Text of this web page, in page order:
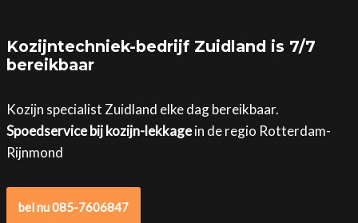
Kozijntechniek-bedrijf Zuidland is 7/7
bereikbaar
Kozijn specialist Zuidland elke dag bereikbaar.
Spoedservice bij kozijn-lekkagein de regio Rotterdam-
Rijnmond
bel nu 085-7606847